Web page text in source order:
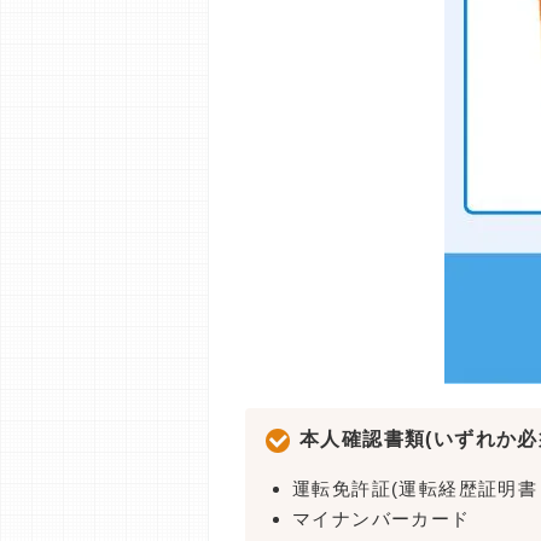
本人確認書類(いずれか
運転免許証(運転経歴証明書
マイナンバーカード